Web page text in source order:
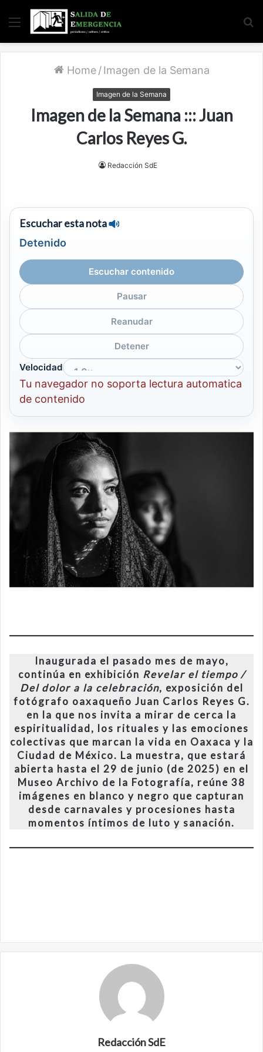
Menu
Home / Imagen de la Semana
Imagen de la Semana
Imagen de la Semana ::: Juan
Carlos Reyes G.
Redacción SdE
Escuchar esta nota
Detenido
Escuchar contenido
Pausar
Reanudar
Detener
Velocidad
Tu navegador no soporta lectura automatica
de contenido
Inaugurada el pasado mes de mayo,
continúa en exhibición Revelar el tiempo /
Del dolor a la celebración, exposición del
fotógrafo oaxaqueño Juan Carlos Reyes G.
en la que nos invita a mirar de cerca la
espiritualidad, los rituales y las emociones
colectivas que marcan la vida en Oaxaca y la
Ciudad de México. La muestra, que estará
abierta hasta el 29 de junio (de 2025) en el
Museo Archivo de la Fotografía, reúne 38
imágenes en blanco y negro que capturan
desde carnavales y procesiones hasta
momentos íntimos de luto y sanación.
Redacción SdE